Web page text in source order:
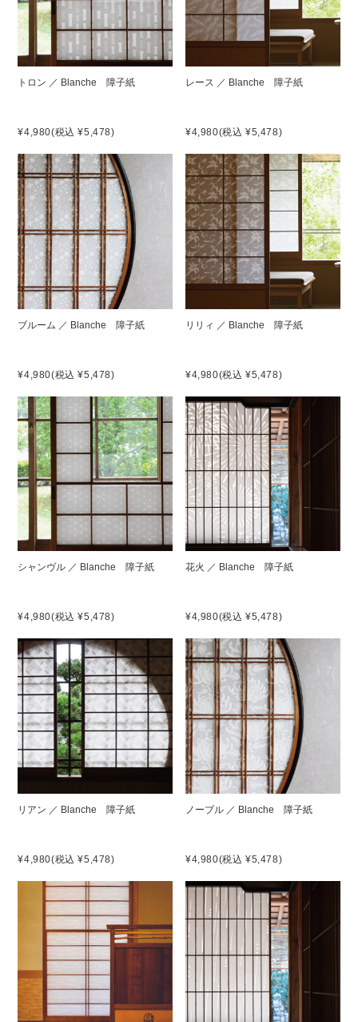
トロン ／ Blanche 障子紙
¥4,980(税込 ¥5,478)
レース ／ Blanche 障子紙
¥4,980(税込 ¥5,478)
ブルーム ／ Blanche 障子紙
¥4,980(税込 ¥5,478)
リリィ ／ Blanche 障子紙
¥4,980(税込 ¥5,478)
シャンヴル ／ Blanche 障子紙
¥4,980(税込 ¥5,478)
花火 ／ Blanche 障子紙
¥4,980(税込 ¥5,478)
リアン ／ Blanche 障子紙
¥4,980(税込 ¥5,478)
ノーブル ／ Blanche 障子紙
¥4,980(税込 ¥5,478)